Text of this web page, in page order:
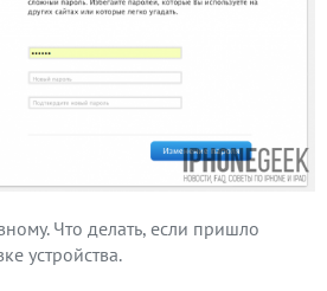
Что делать, если пришло
устройства.